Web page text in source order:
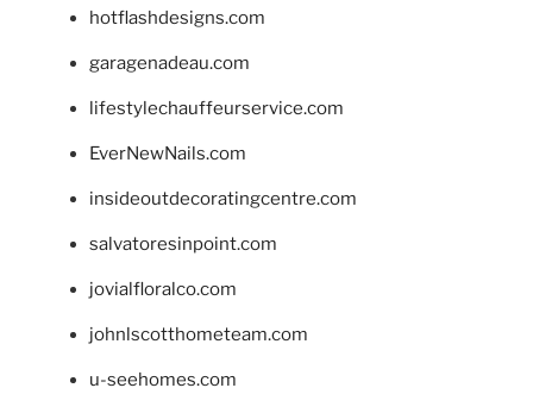
hotflashdesigns.com
garagenadeau.com
lifestylechauffeurservice.com
EverNewNails.com
insideoutdecoratingcentre.com
salvatoresinpoint.com
jovialfloralco.com
johnlscotthometeam.com
u-seehomes.com